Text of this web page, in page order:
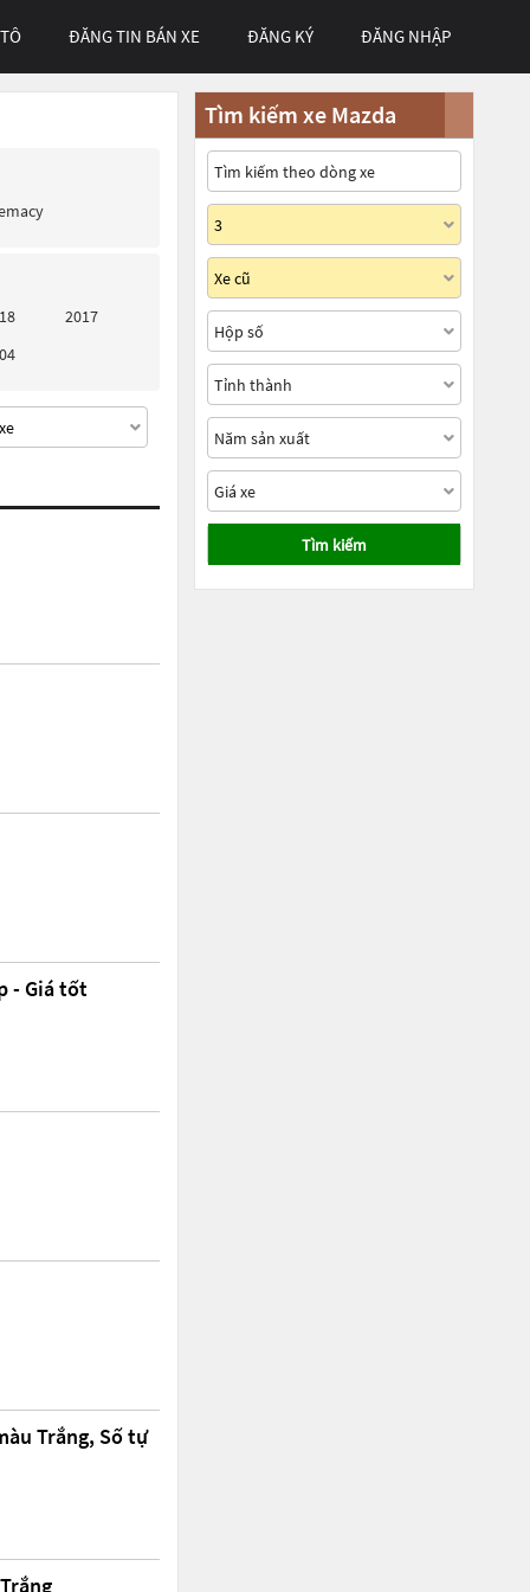
ĐĂNG TIN BÁN XE ĐĂNG KÝ ĐĂNG NHẬP
2017
- Giá tốt
Trắng, Số tự
Tìm kiếm xe Mazda
Tìm kiếm